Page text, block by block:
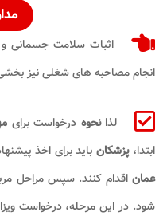
اثبات سلامت جسمانی و
انجام مصاحبه های شغلی نیز بخشی
لذانحوه درخواست برای
ابتدا،پزشکان باید برای اخذ
عمان اقدام کنند. سپس مراحل
شود. در این مرحله، درخواست